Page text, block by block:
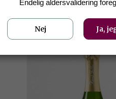
Endelig aldersvalidering
Nej Ja,